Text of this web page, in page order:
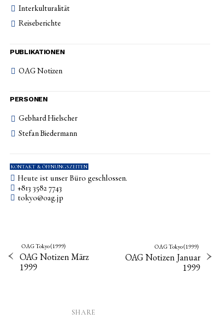
Interkulturalität
Reiseberichte
PUBLIKATIONEN
OAG Notizen
PERSONEN
Gebhard Hielscher
Stefan Biedermann
KONTAKT & ÖFFNUNGSZEITEN
Heute ist unser Büro geschlossen.
+813 3582 7743
tokyo­@­oag­.­jp
OAG Tokyo (1999)
OAG Notizen März
1999
OAG Tokyo (1999)
OAG Notizen Januar
1999
SHARE